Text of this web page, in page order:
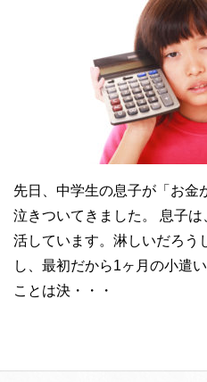
先日、中学生の息子が「お金
泣きついてきました。 息子
活しています。淋しいだろう
し、最初だから1ヶ月の小遣
ことは決・・・